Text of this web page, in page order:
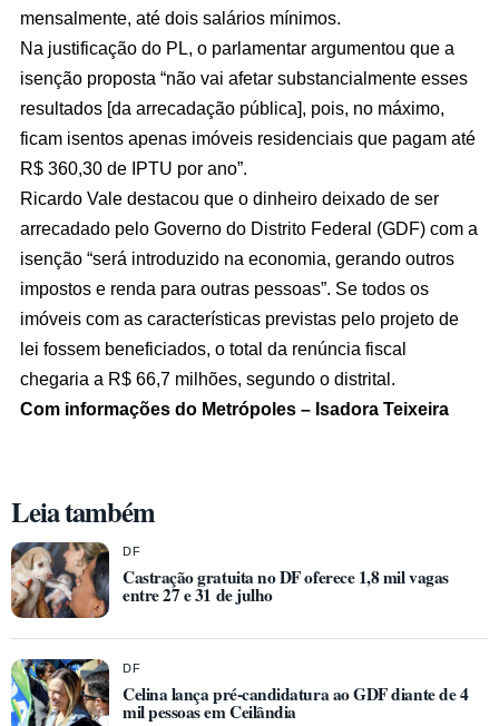
mensalmente, até dois salários mínimos.
Na justificação do PL, o parlamentar argumentou que a
isenção proposta “não vai afetar substancialmente esses
resultados [da arrecadação pública], pois, no máximo,
ficam isentos apenas imóveis residenciais que pagam até
R$ 360,30 de IPTU por ano”.
Ricardo Vale destacou que o dinheiro deixado de ser
arrecadado pelo Governo do Distrito Federal (GDF) com a
isenção “será introduzido na economia, gerando outros
impostos e renda para outras pessoas”. Se todos os
imóveis com as características previstas pelo projeto de
lei fossem beneficiados, o total da renúncia fiscal
chegaria a R$ 66,7 milhões, segundo o distrital.
Com informações do Metrópoles – Isadora Teixeira
Leia também
DF
Castração gratuita no DF oferece 1,8 mil vagas
entre 27 e 31 de julho
DF
Celina lança pré-candidatura ao GDF diante de 4
mil pessoas em Ceilândia